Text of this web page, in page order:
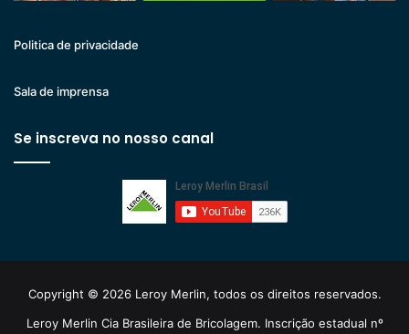
Politica de privacidade
Sala de imprensa
Se inscreva no nosso canal
Copyright © 2026 Leroy Merlin, todos os direitos reservados.
Leroy Merlin Cia Brasileira de Bricolagem. Inscrição estadual nº